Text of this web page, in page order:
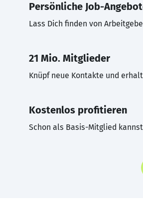
Persönliche Job-
Lass Dich finden von
21 Mio. Mitglieder
Knüpf neue Kontakte und
Kostenlos profitieren
Schon als Basis-Mitglied